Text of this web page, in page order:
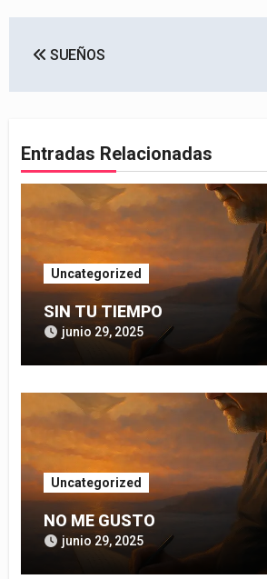
de SUEÑOS
Entradas Relacionadas
Uncategorized
SIN TU TIEMPO
junio 29, 2025
Uncategorized
NO ME GUSTO
junio 29, 2025